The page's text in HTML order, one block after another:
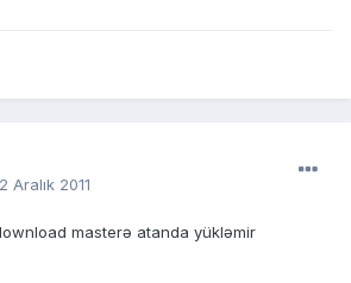
Aralık 2011
masterə atanda yükləmir